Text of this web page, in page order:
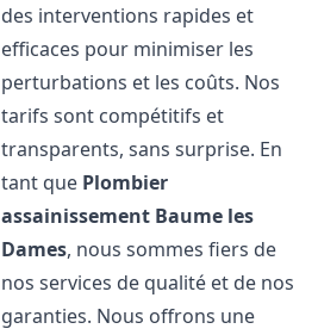
des interventions rapides et
efficaces pour minimiser les
perturbations et les coûts. Nos
tarifs sont compétitifs et
transparents, sans surprise. En
tant que Plombier
assainissement Baume les
Dames, nous sommes fiers de
nos services de qualité et de nos
garanties. Nous offrons une